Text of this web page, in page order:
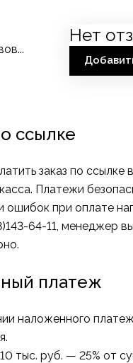
Нет
ссылке
заказ по ссылке
Платежи
ошибок при оплате
64-11 , менеджер
платеж
наложенного
тыс. руб. — 25% от